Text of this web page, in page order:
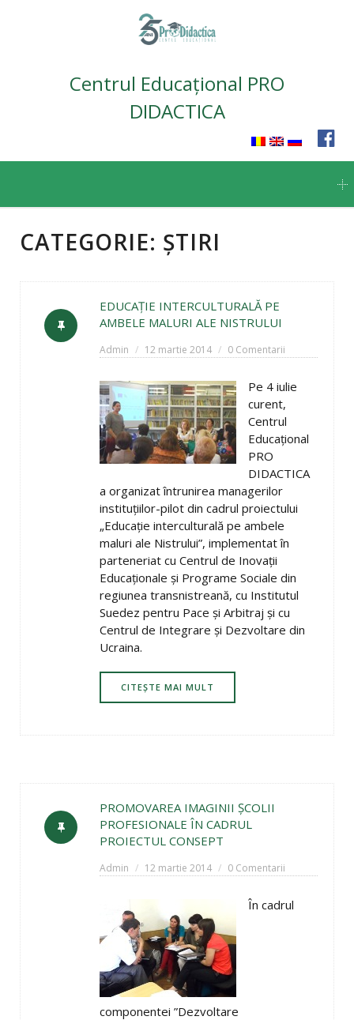
Centrul Educațional PRO
DIDACTICA
content
CATEGORIE: ȘTIRI
EDUCAŢIE INTERCULTURALĂ PE
AMBELE MALURI ALE NISTRULUI
Admin 12 martie 2014 0 Comentarii
Pe 4 iulie
curent,
Centrul
Educaţional
PRO
DIDACTICA
a organizat întrunirea managerilor
instituţiilor-pilot din cadrul proiectului
„Educaţie interculturală pe ambele
maluri ale Nistrului”, implementat în
parteneriat cu Centrul de Inovaţii
Educaţionale şi Programe Sociale din
regiunea transnistreană, cu Institutul
Suedez pentru Pace şi Arbitraj şi cu
Centrul de Integrare şi Dezvoltare din
Ucraina.
CITEȘTE MAI MULT
PROMOVAREA IMAGINII ŞCOLII
PROFESIONALE ÎN CADRUL
PROIECTUL CONSEPT
Admin 12 martie 2014 0 Comentarii
În cadrul
componentei ”Dezvoltare